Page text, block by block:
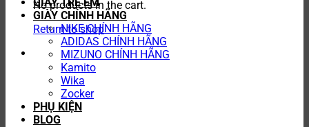
No products in the cart.
Return to shop
GIÀY CHÍNH HÃNG
NIKE CHÍNH HÃNG
ADIDAS CHÍNH HÃNG
MIZUNO CHÍNH HÃNG
Kamito
Wika
Zocker
PHỤ KIỆN
BLOG